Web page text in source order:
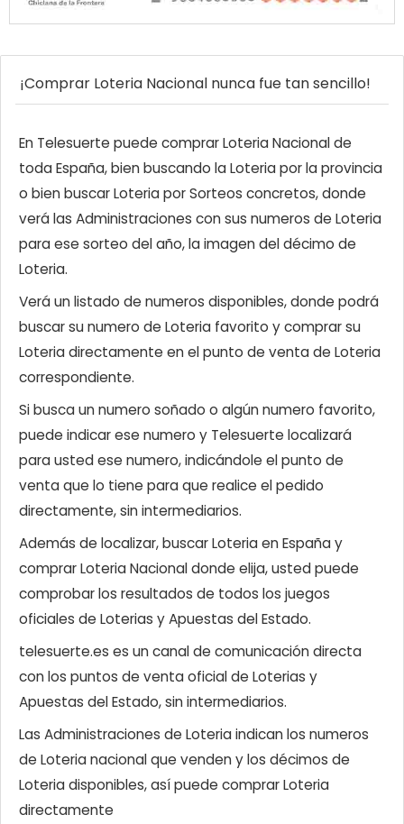
¡Comprar Loteria Nacional nunca fue tan sencillo!
En Telesuerte puede comprar Loteria Nacional de
toda España, bien buscando la Loteria por la provincia
o bien buscar Loteria por Sorteos concretos, donde
verá las Administraciones con sus numeros de Loteria
para ese sorteo del año, la imagen del décimo de
Loteria.
Verá un listado de numeros disponibles, donde podrá
buscar su numero de Loteria favorito y comprar su
Loteria directamente en el punto de venta de Loteria
correspondiente.
Si busca un numero soñado o algún numero favorito,
puede indicar ese numero y Telesuerte localizará
para usted ese numero, indicándole el punto de
venta que lo tiene para que realice el pedido
directamente, sin intermediarios.
Además de localizar, buscar Loteria en España y
comprar Loteria Nacional donde elija, usted puede
comprobar los resultados de todos los juegos
oficiales de Loterias y Apuestas del Estado.
telesuerte.es es un canal de comunicación directa
con los puntos de venta oficial de Loterias y
Apuestas del Estado, sin intermediarios.
Las Administraciones de Loteria indican los numeros
de Loteria nacional que venden y los décimos de
Loteria disponibles, así puede comprar Loteria
directamente